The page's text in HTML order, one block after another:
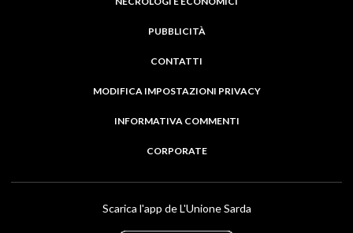
PUBBLICITÀ
CONTATTI
MODIFICA IMPOSTAZIONI PRIVACY
INFORMATIVA COMMENTI
CORPORATE
Scarica l'app de L'Unione Sarda